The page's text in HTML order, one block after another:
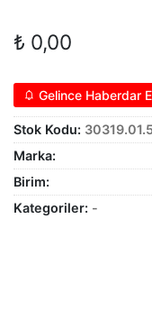
KABLO
SARF MALZEME
PANOLAR
ASPİRATÖRLER
₺ 0,00
Gelince Haberdar
Stok Kodu:
Marka:
Birim:
Kategoriler: -